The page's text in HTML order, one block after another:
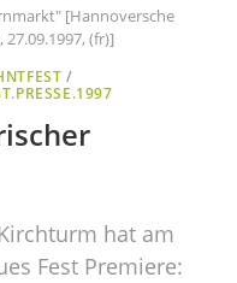
[Hannoversche
(fr)]
/
hat am
Fest Premiere: